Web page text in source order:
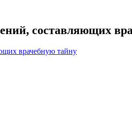
составляющих